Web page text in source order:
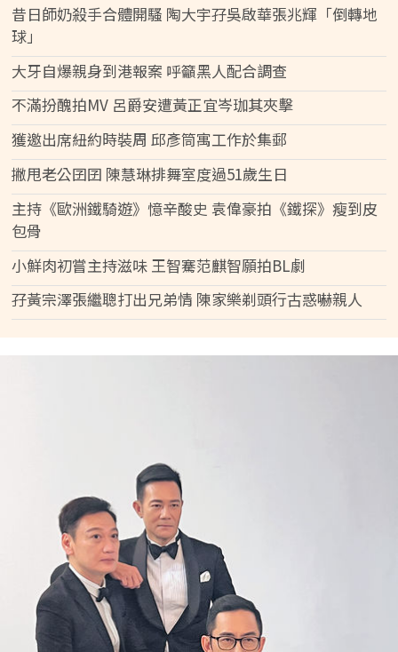
昔日師奶殺手合體開騷 陶大宇孖吳啟華張兆輝「倒轉地
球」
大牙自爆親身到港報案 呼籲黑人配合調查
不滿扮醜拍MV 呂爵安遭黃正宜岑珈其夾擊
獲邀出席紐約時裝周 邱彥筒寓工作於集郵
撇甩老公囝囝 陳慧琳排舞室度過51歲生日
主持《歐洲鐵騎遊》憶辛酸史 袁偉豪拍《鐵探》瘦到皮
包骨
小鮮肉初嘗主持滋味 王智騫范麒智願拍BL劇
孖黃宗澤張繼聰打出兄弟情 陳家樂剃頭行古惑嚇親人